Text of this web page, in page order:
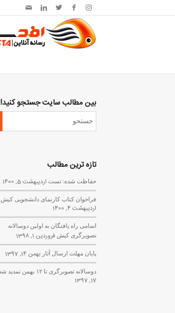
بین مطالب سایت جستجو کنید!
تازه ترین مطالب
حفاظت شده: تست اردیبهشت 5, 1400
فراخوان کتاب کارنمای دانشجویی کیش ۱۴۰۰
اردیبهشت 4, 1400
اسامی راه یافتگان به اولین دوسالانه
تصویرگری کیش فروردین 1, 1398
پایان مهلت ارسال آثار بهمن 14, 1397
دوسالانه تصویرگری تا ۱۲ بهمن تمدید شد
17, 1397